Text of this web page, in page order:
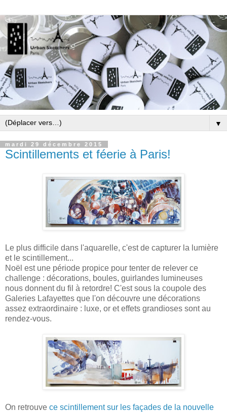
▼
mardi 29 décembre 2015
Scintillements et féerie à Paris!
Le plus difficile dans l'aquarelle, c'est de capturer la lumière
et le scintillement...
Noël est une période propice pour tenter de relever ce
challenge : décorations, boules, guirlandes lumineuses
nous donnent du fil à retordre! C'est sous la coupole des
Galeries Lafayettes que l'on découvre une décorations
assez extraordinaire : luxe, or et effets grandioses sont au
rendez-vous.
On retrouve ce scintillement sur les façades de la nouvelle